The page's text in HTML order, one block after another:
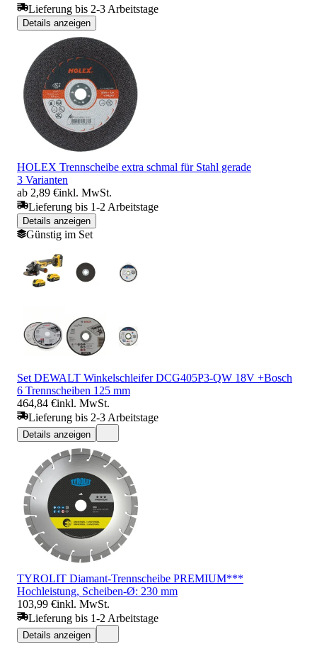
Lieferung bis 2-3 Arbeitstage
Details anzeigen
HOLEX Trennscheibe extra schmal für Stahl gerade
3 Varianten
ab 2,89 €inkl. MwSt.
Lieferung bis 1-2 Arbeitstage
Details anzeigen
Günstig im Set
Set DEWALT Winkelschleifer DCG405P3-QW 18V +Bosch
6 Trennscheiben 125 mm
464,84 €inkl. MwSt.
Lieferung bis 2-3 Arbeitstage
Details anzeigen
TYROLIT Diamant-Trennscheibe PREMIUM***
Hochleistung, Scheiben-Ø: 230 mm
103,99 €inkl. MwSt.
Lieferung bis 1-2 Arbeitstage
Details anzeigen